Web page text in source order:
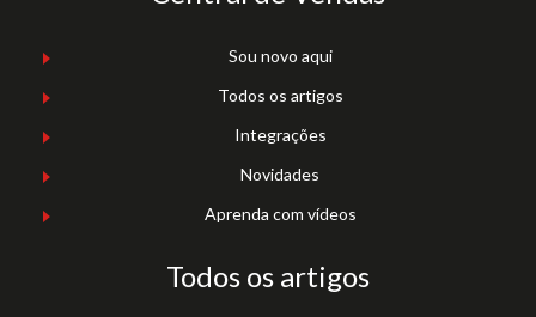
Sou novo aqui
Todos os artigos
Integrações
Novidades
Aprenda com vídeos
Todos os artigos